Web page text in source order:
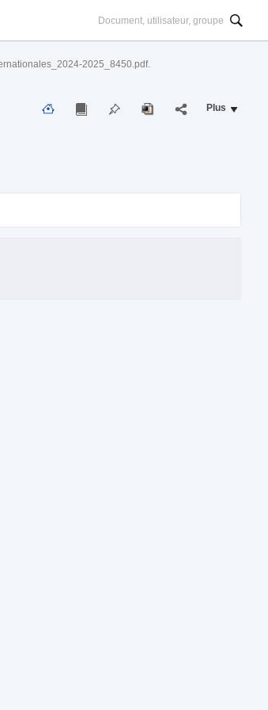
2025_8450.pdf.
Plus